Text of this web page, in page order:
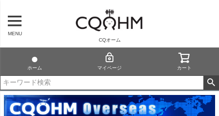
MENU
CQオーム
ホーム マイページ カート